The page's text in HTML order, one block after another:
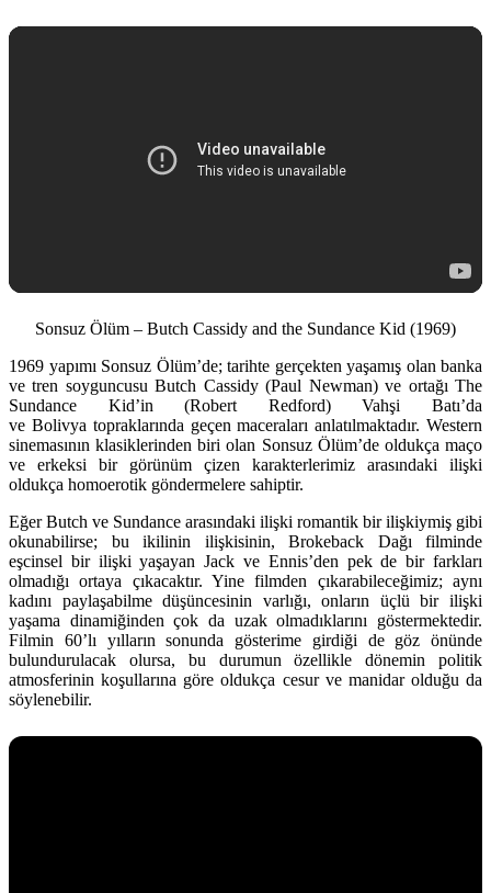
Sonsuz Ölüm – Butch Cassidy and the Sundance Kid (1969)
1969 yapımı Sonsuz Ölüm’de; tarihte gerçekten yaşamış olan banka
ve tren soyguncusu Butch Cassidy (Paul Newman) ve ortağı The
Sundance Kid’in (Robert Redford) Vahşi Batı’da
ve Bolivya topraklarında geçen maceraları anlatılmaktadır. Western
sinemasının klasiklerinden biri olan Sonsuz Ölüm’de oldukça maço
ve erkeksi bir görünüm çizen karakterlerimiz arasındaki ilişki
oldukça homoerotik göndermelere sahiptir.
Eğer Butch ve Sundance arasındaki ilişki romantik bir ilişkiymiş gibi
okunabilirse; bu ikilinin ilişkisinin, Brokeback Dağı filminde
eşcinsel bir ilişki yaşayan Jack ve Ennis’den pek de bir farkları
olmadığı ortaya çıkacaktır. Yine filmden çıkarabileceğimiz; aynı
kadını paylaşabilme düşüncesinin varlığı, onların üçlü bir ilişki
yaşama dinamiğinden çok da uzak olmadıklarını göstermektedir.
Filmin 60’lı yılların sonunda gösterime girdiği de göz önünde
bulundurulacak olursa, bu durumun özellikle dönemin politik
atmosferinin koşullarına göre oldukça cesur ve manidar olduğu da
söylenebilir.